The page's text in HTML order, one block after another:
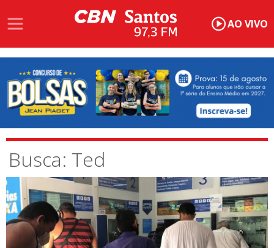
AO VIVO
Busca: Ted